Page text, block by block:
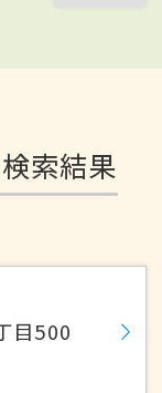
索結果
目500